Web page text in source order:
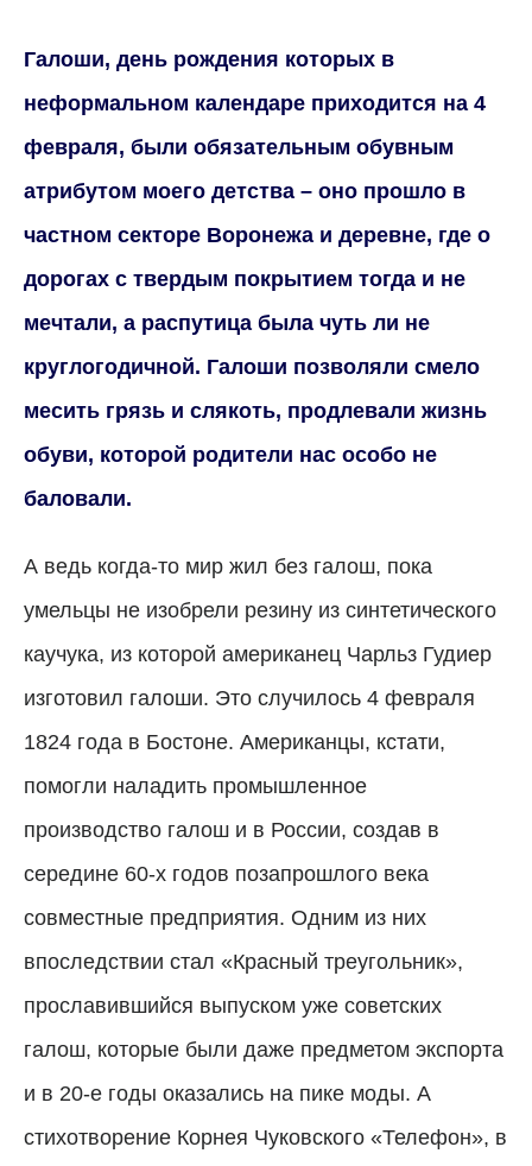
Галоши, день рождения которых в
неформальном календаре приходится на 4
февраля, были обязательным обувным
атрибутом моего детства – оно прошло в
частном секторе Воронежа и деревне, где о
дорогах с твердым покрытием тогда и не
мечтали, а распутица была чуть ли не
круглогодичной. Галоши позволяли смело
месить грязь и слякоть, продлевали жизнь
обуви, которой родители нас особо не
баловали.
А ведь когда-то мир жил без галош, пока
умельцы не изобрели резину из синтетического
каучука, из которой американец Чарльз Гудиер
изготовил галоши. Это случилось 4 февраля
1824 года в Бостоне. Американцы, кстати,
помогли наладить промышленное
производство галош и в России, создав в
середине 60-х годов позапрошлого века
совместные предприятия. Одним из них
впоследствии стал «Красный треугольник»,
прославившийся выпуском уже советских
галош, которые были даже предметом экспорта
и в 20-е годы оказались на пике моды. А
стихотворение Корнея Чуковского «Телефон», в